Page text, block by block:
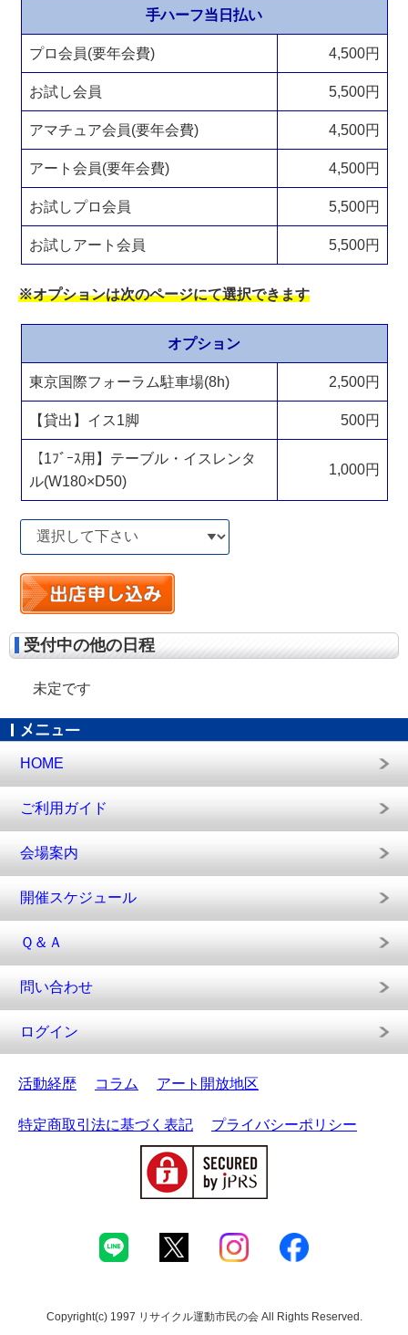
手ハーフ当日払い
プロ会員(要年会費) 4,500円
お試し会員 5,500円
アマチュア会員(要年会費) 4,500円
アート会員(要年会費) 4,500円
お試しプロ会員 5,500円
お試しアート会員 5,500円
※オプションは次のページにて選択できます
オプション
東京国際フォーラム駐車場(8h) 2,500円
【貸出】イス1脚 500円
【1ﾌﾞｰｽ用】テーブル・イスレンタ
ル(W180×D50)
1,000円
受付中の他の日程
未定です
HOME
ご利用ガイド
会場案内
開催スケジュール
Ｑ＆Ａ
問い合わせ
ログイン
活動経歴 コラム アート開放地区
特定商取引法に基づく表記 プライバシーポリシー
Copyright(c) 1997 リサイクル運動市民の会 All Rights Reserved.